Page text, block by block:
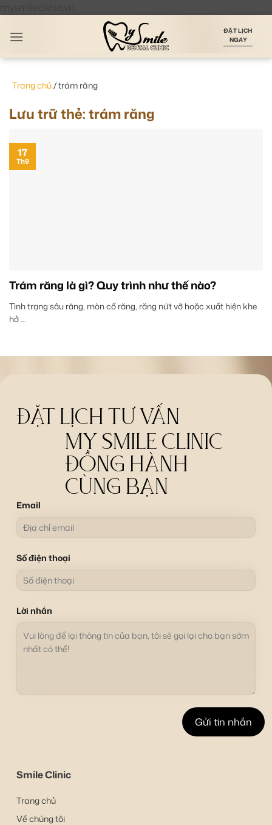
ĐẶT LỊCH
NGAY
Trang chủ/trám răng
Lưu trữ thẻ:trám răng
Trám răng là gì? Quy trình như thế nào?
Tình trạng sâu răng, mòn cổ răng, răng nứt vỡ hoặc xuất hiện khe
hở ...
17
Th9
ĐẶT LỊCH TƯ VẤN
MY SMILE CLINIC
ĐỒNG HÀNH
CÙNG BẠN
Email
Số điện thoại
Lời nhắn
Smile Clinic
Trang chủ
Về chúng tôi